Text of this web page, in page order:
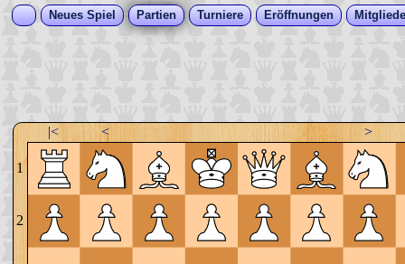
Neues Spiel Partien Turniere Eröffnungen
|< < >
1
2